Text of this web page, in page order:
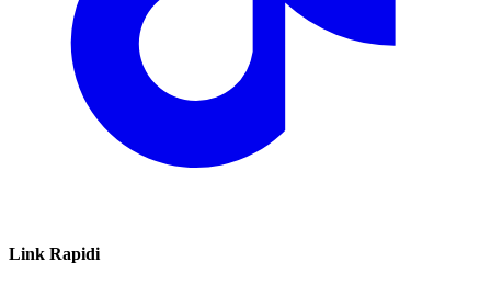
Link Rapidi